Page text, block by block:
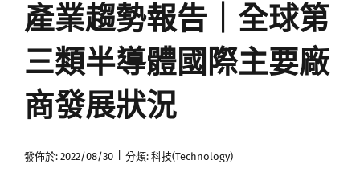
媒體曝光
會員帳號
中文
產業趨勢報告｜全球第
三類半導體國際主要廠
商發展狀況
發佈於: 2022/08/30 分類: 科技(Technology)